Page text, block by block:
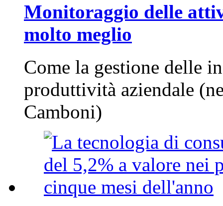
Monitoraggio delle
molto meglio
Come la gestione delle
produttività aziendale
Camboni)